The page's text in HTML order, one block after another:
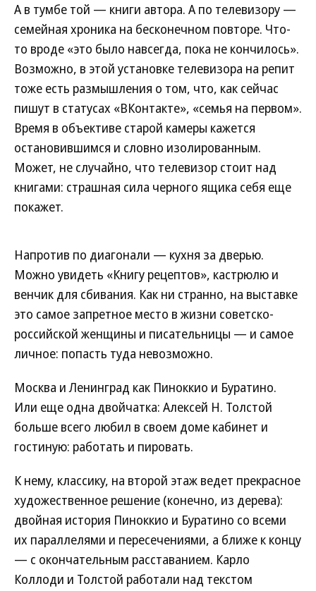
А в тумбе той — книги автора. А по телевизору —
семейная хроника на бесконечном повторе. Что-
то вроде «это было навсегда, пока не кончилось».
Возможно, в этой установке телевизора на репит
тоже есть размышления о том, что, как сейчас
пишут в статусах «ВКонтакте», «семья на первом».
Время в объективе старой камеры кажется
остановившимся и словно изолированным.
Может, не случайно, что телевизор стоит над
книгами: страшная сила черного ящика себя еще
покажет.
Напротив по диагонали — кухня за дверью.
Можно увидеть «Книгу рецептов», кастрюлю и
венчик для сбивания. Как ни странно, на выставке
это самое запретное место в жизни советско-
российской женщины и писательницы — и самое
личное: попасть туда невозможно.
Москва и Ленинград как Пиноккио и Буратино.
Или еще одна двойчатка: Алексей Н. Толстой
больше всего любил в своем доме кабинет и
гостиную: работать и пировать.
К нему, классику, на второй этаж ведет прекрасное
художественное решение (конечно, из дерева):
двойная история Пиноккио и Буратино со всеми
их параллелями и пересечениями, а ближе к концу
— с окончательным расставанием. Карло
Коллоди и Толстой работали над текстом